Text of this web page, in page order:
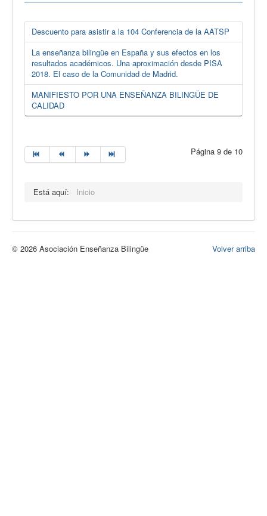
Descuento para asistir a la 104 Conferencia de la AATSP
La enseñanza bilingüe en España y sus efectos en los
resultados académicos. Una aproximación desde PISA
2018. El caso de la Comunidad de Madrid.
MANIFIESTO POR UNA ENSEÑANZA BILINGÜE DE
CALIDAD
Página 9 de 10
Está aquí: Inicio
Volver arriba
© 2026 Asociación Enseñanza Bilingüe